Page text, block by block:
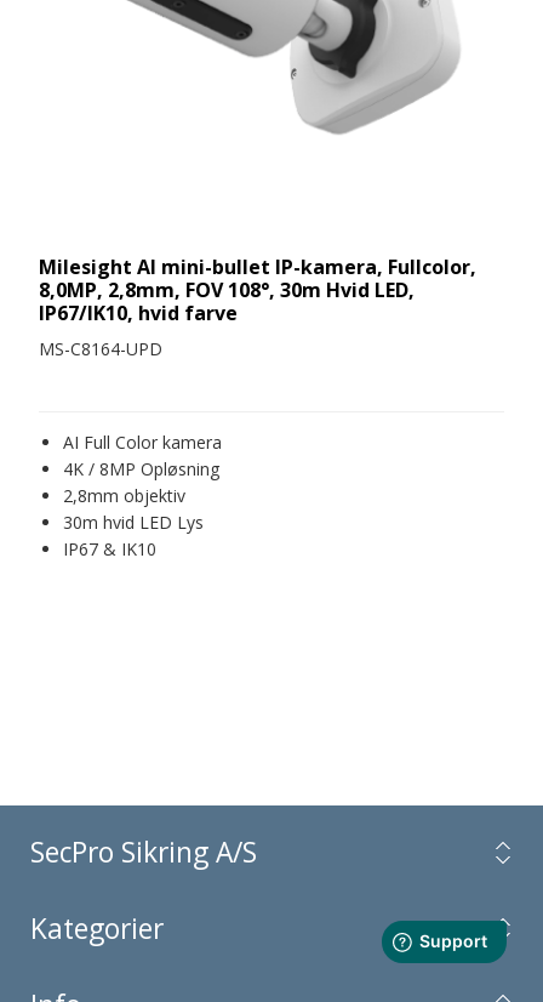
Milesight AI mini-bullet IP-kamera, Fullcolor,
8,0MP, 2,8mm, FOV 108°, 30m Hvid LED,
IP67/IK10, hvid farve
MS-C8164-UPD
AI Full Color kamera
4K / 8MP Opløsning
2,8mm objektiv
30m hvid LED Lys
IP67 & IK10
SecPro Sikring A/S
Kategorier